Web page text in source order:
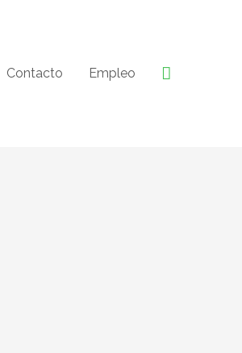
Contacto Empleo Buscar